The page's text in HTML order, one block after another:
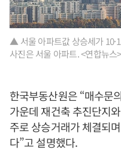
▲ 서울 아파트값 상승세가
사진은 서울 아파트. <연합뉴스>
한국부동산원은 “매수문
가운데 재건축 추진단지
주로 상승거래가 체결되
다”고 설명했다.